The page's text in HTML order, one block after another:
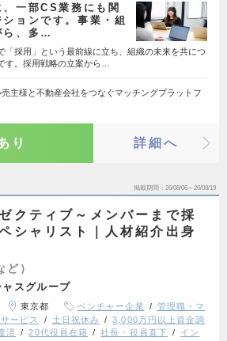
一部CS業務にも関
ョンです。事業・組
ら、多…
「採用」という最前線に立ち、組織の未来を共につ
す。採用戦略の立案から…
主様と不動産会社をつなぐマッチングプラットフ
り 詳細へ
掲載期間 26/08/06～26/08/19
クティブ～メンバーまで採
シャリスト｜人材紹介出身
）
スグループ
東京都 ベンチャー企業
管理職・マ
ービス 土日祝休み
3,000万円以上資金調
済 20代役員在籍 社長・役員直下
イン